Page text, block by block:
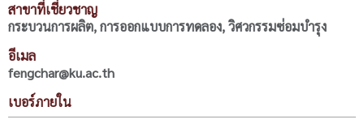
สาขาที่เชี่ยวชาญ
กระบวนการผลิต, การออกแบบการทดลอง, วิศวกรรมซ่อมบำรุง
อีเมล
fengchar@ku.ac.th
เบอร์ภายใน